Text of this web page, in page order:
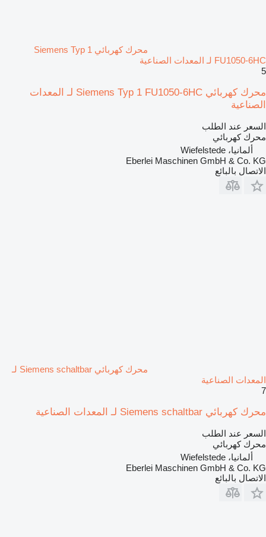
محرك كهربائي Siemens Typ 1
FU1050-6HC لـ المعدات الصناعية
5
محرك كهربائي Siemens Typ 1 FU1050-6HC لـ المعدات
الصناعية
السعر عند الطلب
محرك كهربائي
ألمانيا، Wiefelstede
Eberlei Maschinen GmbH & Co. KG
الاتصال بالبائع
محرك كهربائي Siemens schaltbar لـ
المعدات الصناعية
7
محرك كهربائي Siemens schaltbar لـ المعدات الصناعية
السعر عند الطلب
محرك كهربائي
ألمانيا، Wiefelstede
Eberlei Maschinen GmbH & Co. KG
الاتصال بالبائع